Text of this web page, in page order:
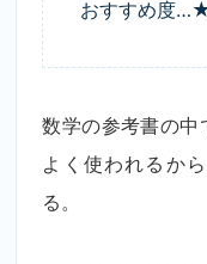
おすすめ
数学の参考書の中
よく使われるか
る。